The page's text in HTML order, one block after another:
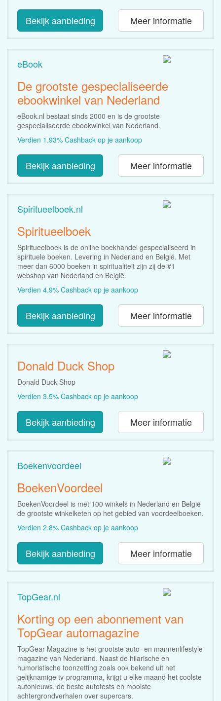
Bekijk aanbieding Meer informatie
eBook
De grootste gespecialiseerde
ebookwinkel van Nederland
eBook.nl bestaat sinds 2000 en is de grootste
gespecialiseerde ebookwinkel van Nederland.
Verdien 1.93% Cashback op je aankoop
Bekijk aanbieding Meer informatie
Spiritueelboek.nl
Spiritueelboek
Spiritueelboek is de online boekhandel gespecialiseerd in
spirituele boeken. Levering in Nederland en België. Met
meer dan 6000 boeken in spiritualiteit zijn zij de #1
webshop van Nederland en België.
Verdien 4.9% Cashback op je aankoop
Bekijk aanbieding Meer informatie
Donald Duck Shop
Donald Duck Shop
Verdien 3.5% Cashback op je aankoop
Bekijk aanbieding Meer informatie
Boekenvoordeel
BoekenVoordeel
BoekenVoordeel is met 100 winkels in Nederland en België
de grootste winkelketen op het gebied van voordeelboeken.
Verdien 2.8% Cashback op je aankoop
Bekijk aanbieding Meer informatie
TopGear.nl
Korting op een abonnement van
TopGear automagazine
TopGear Magazine is het grootste auto- en mannenlifestyle
magazine van Nederland. Naast de hilarische en
humoristische toonzetting zoals ook bekend uit het
gelijknamige tv-programma, krijgt u elke maand het coolste
autonieuws, de beste autotests en mooiste
achtergrondverhalen over supercars.